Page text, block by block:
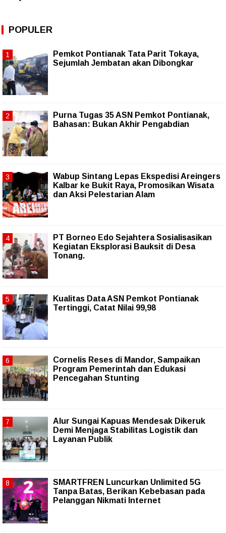
POPULER
Pemkot Pontianak Tata Parit Tokaya,
Sejumlah Jembatan akan Dibongkar
Purna Tugas 35 ASN Pemkot Pontianak,
Bahasan: Bukan Akhir Pengabdian
Wabup Sintang Lepas Ekspedisi Areingers
Kalbar ke Bukit Raya, Promosikan Wisata
dan Aksi Pelestarian Alam
PT Borneo Edo Sejahtera Sosialisasikan
Kegiatan Eksplorasi Bauksit di Desa
Tonang.
Kualitas Data ASN Pemkot Pontianak
Tertinggi, Catat Nilai 99,98
Cornelis Reses di Mandor, Sampaikan
Program Pemerintah dan Edukasi
Pencegahan Stunting
Alur Sungai Kapuas Mendesak Dikeruk
Demi Menjaga Stabilitas Logistik dan
Layanan Publik
SMARTFREN Luncurkan Unlimited 5G
Tanpa Batas, Berikan Kebebasan pada
Pelanggan Nikmati Internet